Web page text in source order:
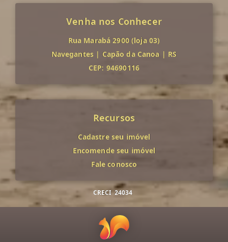
Venha nos Conhecer
Rua Marabá 2900 (loja 03)
Navegantes | Capão da Canoa | RS
CEP: 94690116
Recursos
Cadastre seu imóvel
Encomende seu imóvel
Fale conosco
CRECI 24034